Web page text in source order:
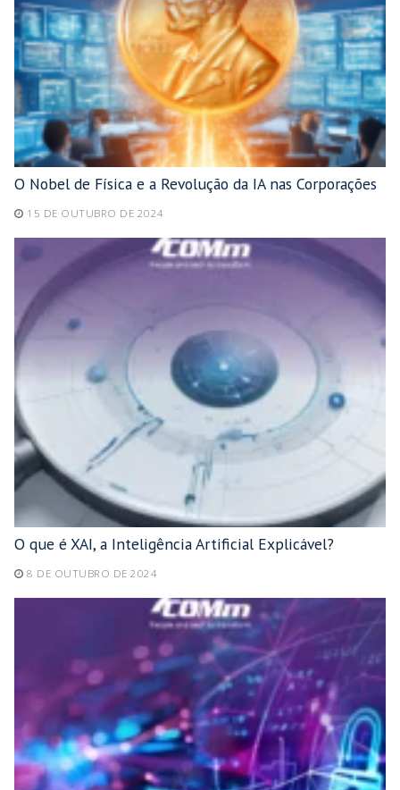
O Nobel de Física e a Revolução da IA nas Corporações
15 DE OUTUBRO DE 2024
O que é XAI, a Inteligência Artificial Explicável?
8 DE OUTUBRO DE 2024